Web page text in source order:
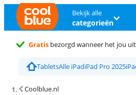
Bekijk alle
categorieën
Gratis bezorgd wanneer het jou
TabletsAlle iPadiPad Pro 2025
Coolblue.nl
Zoekresultaten en sortering